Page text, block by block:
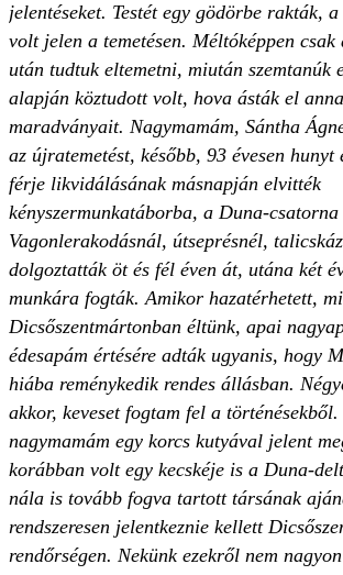
jelentéseket. Testét egy gödörbe rakták,
volt jelen a temetésen. Méltóképpen csak
után tudtuk eltemetni, miután szemtanúk
alapján köztudott volt, hova ásták el
maradványait. Nagymamám, Sántha
az újratemetést, később, 93 évesen
férje likvidálásának másnapján elvitték
kényszermunkatáborba, a Duna-csatorna
Vagonlerakodásnál, útseprésnél,
dolgoztatták öt és fél éven át, utána két
munkára fogták. Amikor hazatérhetett,
Dicsőszentmártonban éltünk, apai
édesapám értésére adták ugyanis, hogy
hiába reménykedik rendes állásban.
akkor, keveset fogtam fel a történésekből.
nagymamám egy korcs kutyával jelent
korábban volt egy kecskéje is a Duna-
nála is tovább fogva tartott társának
rendszeresen jelentkeznie kellett
rendőrségen. Nekünk ezekről nem